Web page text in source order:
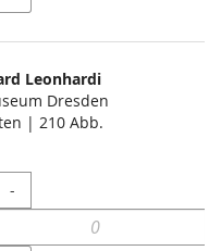
Leonhardi
Dresden
| 210 Abb.
Menge
-